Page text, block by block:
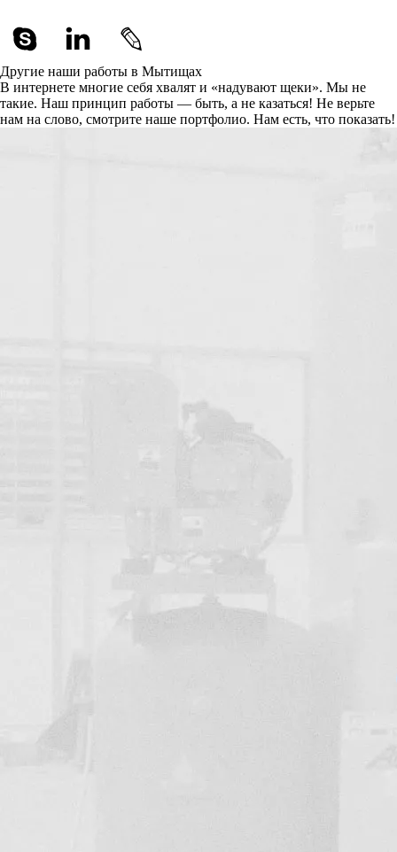
Другие наши работы в Мытищах
В интернете многие себя хвалят и «надувают щеки». Мы не
такие. Наш принцип работы — быть, а не казаться! Не верьте
нам на слово, смотрите наше портфолио. Нам есть, что показать!